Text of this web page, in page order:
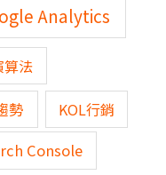
Analytics
算法
勢
KOL行銷
Console